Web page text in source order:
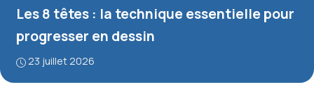
Les 8 têtes : la technique essentielle pour
progresser en dessin
23 juillet 2026